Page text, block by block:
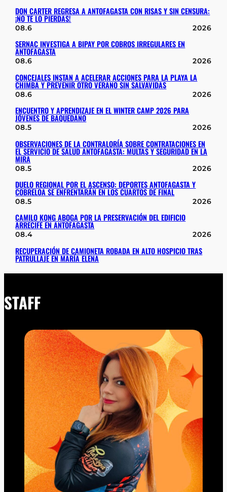
DON CARTER REGRESA A ANTOFAGASTA CON RISAS Y SIN CENSURA:
¡NO TE LO PIERDAS!
08.6 2026
SERNAC INVESTIGA A BIPAY POR COBROS IRREGULARES EN
ANTOFAGASTA
08.6 2026
CONCEJALES INSTAN A ACELERAR ACCIONES PARA LA PLAYA LA
CHIMBA Y PREVENIR OTRO VERANO SIN SALVAVIDAS
08.6 2026
ENCUENTRO Y APRENDIZAJE EN EL WINTER CAMP 2026 PARA
JÓVENES DE BAQUEDANO
08.5 2026
OBSERVACIONES DE LA CONTRALORÍA SOBRE CONTRATACIONES EN
EL SERVICIO DE SALUD ANTOFAGASTA: MULTAS Y SEGURIDAD EN LA
MIRA
08.5 2026
DUELO REGIONAL POR EL ASCENSO: DEPORTES ANTOFAGASTA Y
COBRELOA SE ENFRENTARÁN EN LOS CUARTOS DE FINAL
08.5 2026
CAMILO KONG ABOGA POR LA PRESERVACIÓN DEL EDIFICIO
ARRECIFE EN ANTOFAGASTA
08.4 2026
RECUPERACIÓN DE CAMIONETA ROBADA EN ALTO HOSPICIO TRAS
PATRULLAJE EN MARÍA ELENA
STAFF